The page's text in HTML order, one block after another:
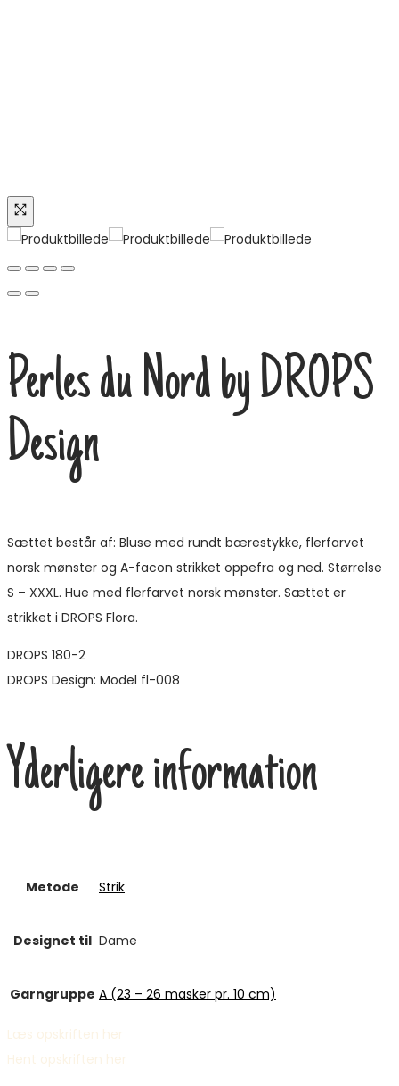
Perles du Nord by DROPS
Design
Sættet består af: Bluse med rundt bærestykke, flerfarvet
norsk mønster og A-facon strikket oppefra og ned. Størrelse
S – XXXL. Hue med flerfarvet norsk mønster. Sættet er
strikket i DROPS Flora.
DROPS 180-2
DROPS Design: Model fl-008
Yderligere information
Metode Strik
Designet til Dame
Garngruppe A (23 – 26 masker pr. 10 cm)
Læs opskriften her
Hent opskriften her